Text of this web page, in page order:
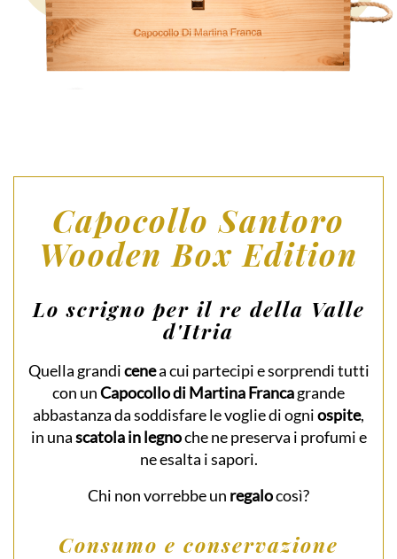
Capocollo Santoro
Wooden Box Edition
Lo scrigno per il re della Valle
d'Itria
Quella grandicenea cui partecipi e sorprendi tutti
con unCapocollo di Martina Francagrande
abbastanza da soddisfare le voglie di ogniospite,
in unascatola in legnoche ne preserva i profumi e
ne esalta i sapori.
Chi non vorrebbe un regalocosì?
Consumo e conservazione